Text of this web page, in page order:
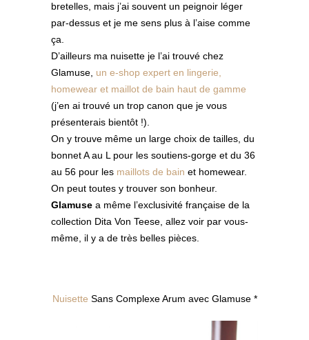
bretelles, mais j’ai souvent un peignoir léger
par-dessus et je me sens plus à l’aise comme
ça.
D’ailleurs ma nuisette je l’ai trouvé chez
Glamuse, un e-shop expert en lingerie,
homewear et maillot de bain haut de gamme
(j’en ai trouvé un trop canon que je vous
présenterais bientôt !).
On y trouve même un large choix de tailles, du
bonnet A au L pour les soutiens-gorge et du 36
au 56 pour les maillots de bain et homewear.
On peut toutes y trouver son bonheur.
Glamuse a même l’exclusivité française de la
collection Dita Von Teese, allez voir par vous-
même, il y a de très belles pièces.
Nuisette Sans Complexe Arum avec Glamuse *